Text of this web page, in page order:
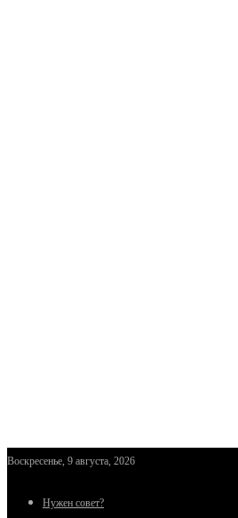
Воскресенье, 9 августа, 2026
Нужен совет?